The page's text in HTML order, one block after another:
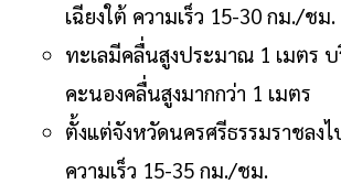
เฉียงใต้ ความเร็ว 15-30 กม./ชม.
ทะเลมีคลื่นสูงประมาณ 1 เมตร
คะนองคลื่นสูงมากกว่า 1 เมตร
ตั้งแต่จังหวัดนครศรีธรรมราชลง
ความเร็ว 15-35 กม./ชม.